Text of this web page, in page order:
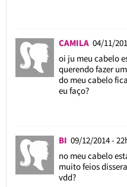
CAMILA 04/11/
oi ju meu cabelo
querendo fazer
do meu cabelo
eu faço?
BI 09/12/2014 -
no meu cabelo
muito feios
vdd?